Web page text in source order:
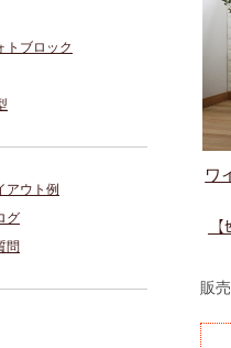
トブロック
アウト例
グ
問
ワ
販